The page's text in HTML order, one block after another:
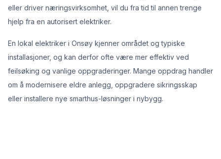
eller driver næringsvirksomhet, vil du fra tid til annen trenge
hjelp fra en autorisert elektriker.
En lokal elektriker i Onsøy kjenner området og typiske
installasjoner, og kan derfor ofte være mer effektiv ved
feilsøking og vanlige oppgraderinger. Mange oppdrag handler
om å modernisere eldre anlegg, oppgradere sikringsskap
eller installere nye smarthus-løsninger i nybygg.